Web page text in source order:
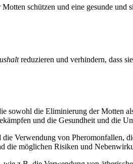
schützen und eine gesunde und
reduzieren und verhindern, dass
sowohl die Eliminierung der Motten
und die Gesundheit und die
Verwendung von
die möglichen Risiken und